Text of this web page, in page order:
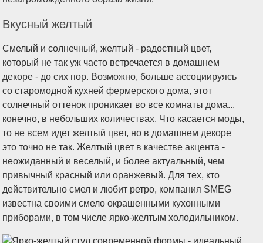
Вкусный желтый
Смелый и солнечный, желтый - радостный цвет,
который не так уж часто встречается в домашнем
декоре - до сих пор. Возможно, больше ассоциируясь
со старомодной кухней фермерского дома, этот
солнечный оттенок проникает во все комнаты дома...
конечно, в небольших количествах. Что касается моды,
то не всем идет желтый цвет, но в домашнем декоре
это точно не так. Желтый цвет в качестве акцента -
неожиданный и веселый, и более актуальный, чем
привычный красный или оранжевый. Для тех, кто
действительно смел и любит ретро, компания SMEG
известна своими смело окрашенными кухонными
приборами, в том числе ярко-желтым холодильником.